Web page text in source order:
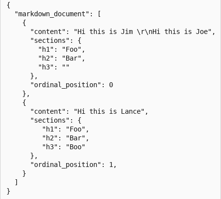
{
  "markdown_document": [
    {
      "content": "Hi this is Jim \r\nHi this is Joe",
      "sections": {
        "h1": "Foo",
        "h2": "Bar",
        "h3": ""
      },
      "ordinal_position": 0
    },
    {
      "content": "Hi this is Lance",
      "sections": {
         "h1": "Foo",
         "h2": "Bar",
         "h3": "Boo"
      },
      "ordinal_position": 1,
    }
  ]